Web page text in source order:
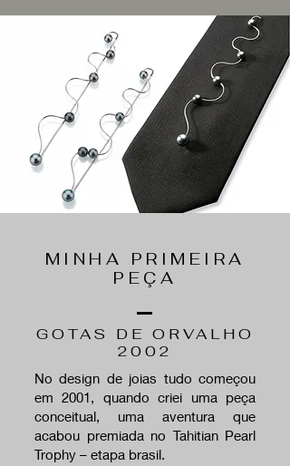
MINHA PRIMEIRA
PEÇA
GOTAS DE ORVALHO
2002
No design de joias tudo começou
em 2001, quando criei uma peça
conceitual, uma aventura que
acabou premiada no Tahitian Pearl
Trophy – etapa brasil.